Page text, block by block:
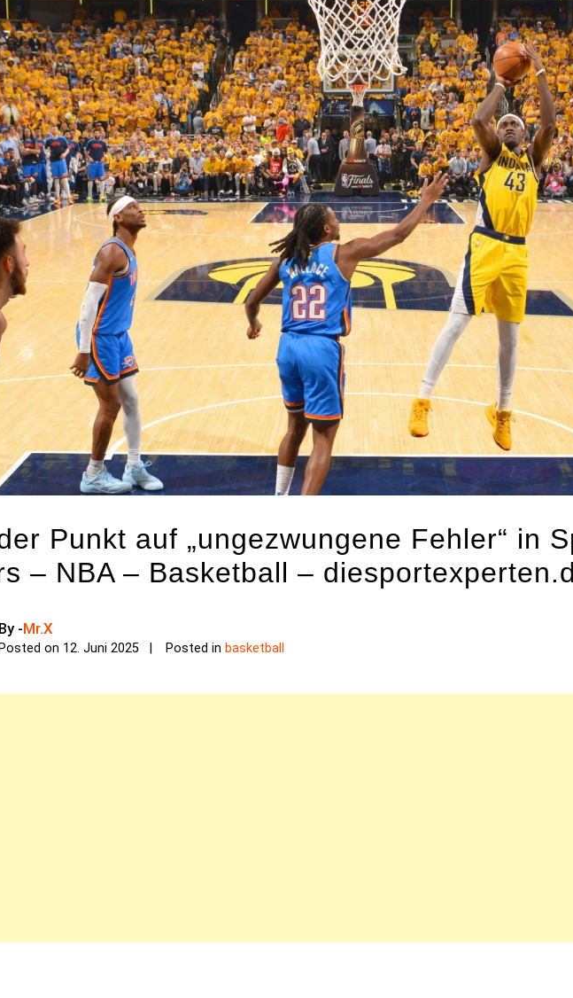
Punkt auf „ungezwungene Fehler“ in
– NBA – Basketball –
By -Mr.X
Posted on 12. Juni 2025 Posted in basketball